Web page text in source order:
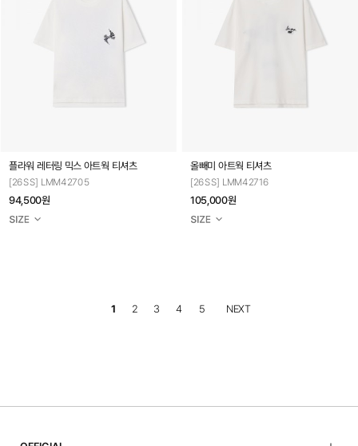
플라워 레터링 믹스 아트웍 티셔츠
[26SS] LMM42705
94,500원
올빼미 아트웍 티셔츠
[26SS] LMM42716
105,000원
1 2 3 4 5 NEXT